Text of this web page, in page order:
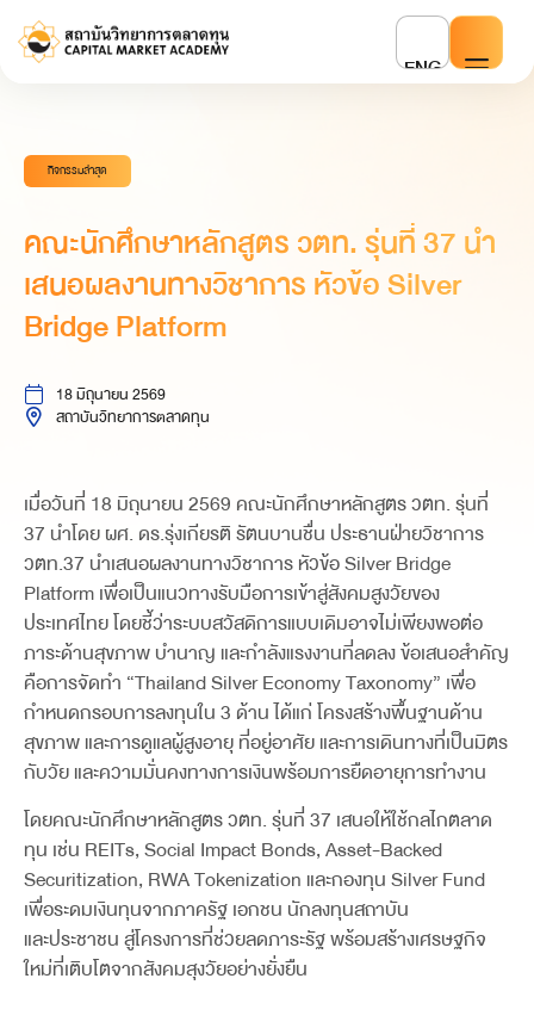
ENG
กิจกรรมล่าสุด
คณะนักศึกษาหลักสูตร วตท. รุ่นที่ 37 นำ
เสนอผลงานทางวิชาการ หัวข้อ Silver
Bridge Platform
18 มิถุนายน 2569
สถาบันวิทยาการตลาดทุน
เมื่อวันที่ 18 มิถุนายน 2569 คณะนักศึกษาหลักสูตร วตท. รุ่นที่
37 นำโดย ผศ. ดร.รุ่งเกียรติ รัตนบานชื่น ประธานฝ่ายวิชาการ
วตท.37 นำเสนอผลงานทางวิชาการ หัวข้อ Silver Bridge
Platform เพื่อเป็นแนวทางรับมือการเข้าสู่สังคมสูงวัยของ
ประเทศไทย โดยชี้ว่าระบบสวัสดิการแบบเดิมอาจไม่เพียงพอต่อ
ภาระด้านสุขภาพ บำนาญ และกำลังแรงงานที่ลดลง ข้อเสนอสำคัญ
คือการจัดทำ “Thailand Silver Economy Taxonomy” เพื่อ
กำหนดกรอบการลงทุนใน 3 ด้าน ได้แก่ โครงสร้างพื้นฐานด้าน
สุขภาพ และการดูแลผู้สูงอายุ ที่อยู่อาศัย และการเดินทางที่เป็นมิตร
กับวัย และความมั่นคงทางการเงินพร้อมการยืดอายุการทำงาน
โดยคณะนักศึกษาหลักสูตร วตท. รุ่นที่ 37 เสนอให้ใช้กลไกตลาด
ทุน เช่น REITs, Social Impact Bonds, Asset-Backed
Securitization, RWA Tokenization และกองทุน Silver Fund
เพื่อระดมเงินทุนจากภาครัฐ เอกชน นักลงทุนสถาบัน
และประชาชน สู่โครงการที่ช่วยลดภาระรัฐ พร้อมสร้างเศรษฐกิจ
ใหม่ที่เติบโตจากสังคมสุงวัยอย่างยั่งยืน